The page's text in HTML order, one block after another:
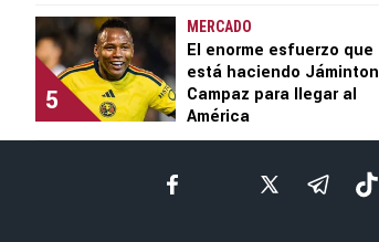
5
MERCADO
El enorme esfuerzo que
está haciendo Jáminton
Campaz para llegar al
América